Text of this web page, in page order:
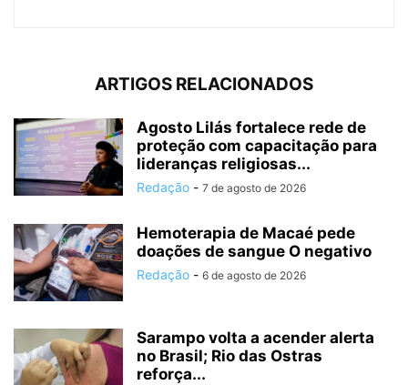
ARTIGOS RELACIONADOS
Agosto Lilás fortalece rede de
proteção com capacitação para
lideranças religiosas...
Redação - 7 de agosto de 2026
Hemoterapia de Macaé pede
doações de sangue O negativo
Redação - 6 de agosto de 2026
Sarampo volta a acender alerta
no Brasil; Rio das Ostras
reforça...